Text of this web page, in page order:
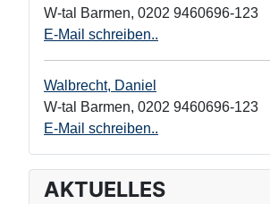
W-tal Barmen, 0202 9460696-123
E-Mail schreiben..
Walbrecht, Daniel
W-tal Barmen, 0202 9460696-123
E-Mail schreiben..
AKTUELLES